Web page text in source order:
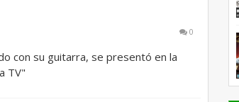
0
con su guitarra, se presentó en la
TV"